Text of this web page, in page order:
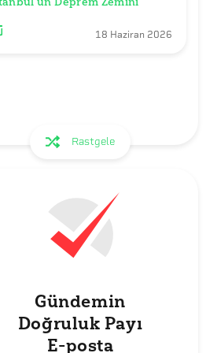
18 Haziran 2026
Rastgele
Gündemin
Doğruluk Payı
E-posta